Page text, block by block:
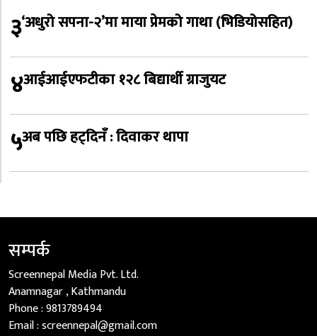
३‘अधुरो सपना-२’मा माया प्रेमको गाथा (भिडियोसहित)
४आईआईएफटीका १२८ बिद्यार्थी ग्राजुयट
५अब पछि हट्दिनँ : दिवाकर थापा
सम्पर्क
Screennepal Media Pvt. Ltd.
Anamnagar , Kathmandu
Phone :9813789494
Email :screennepal@gmail.com